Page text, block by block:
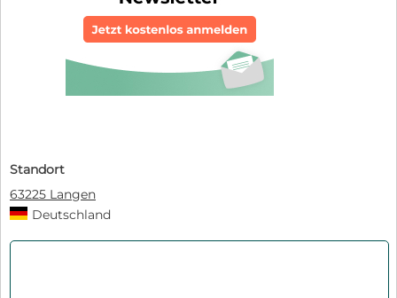
Standort
63225 Langen
Deutschland